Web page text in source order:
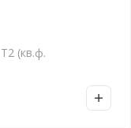
(кв.ф.